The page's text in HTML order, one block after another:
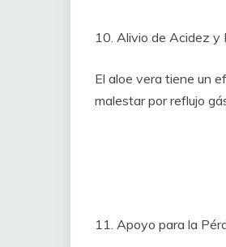
10. Alivio de Acidez y
El aloe vera tiene un
malestar por reflujo
11. Apoyo para la